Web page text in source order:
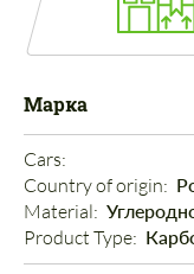
Марка
Cars:
Country of origin:
Material:
Product Type: